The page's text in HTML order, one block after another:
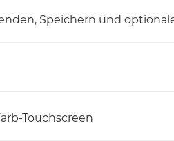
Speichern und
Touchscreen